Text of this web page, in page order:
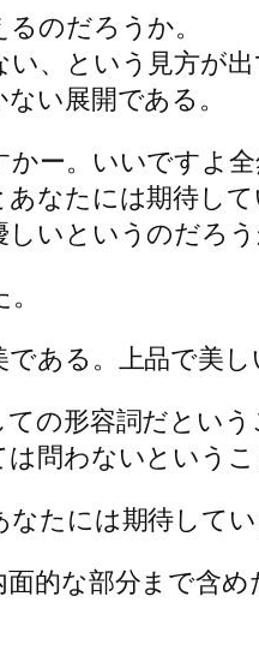
のだろうか。
、という見方が出
い展開である。
ー。いいですよ全
なたには期待し
いというのだろう
ある。上品で美し
の形容詞だという
問わないというこ
たには期待して
的な部分まで含